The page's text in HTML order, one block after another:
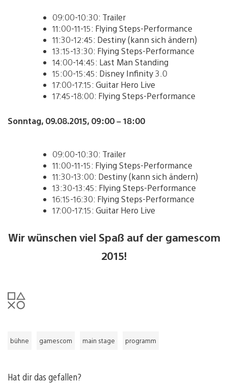
09:00-10:30: Trailer
11:00-11-15: Flying Steps-Performance
11:30-12:45: Destiny (kann sich ändern)
13:15-13:30: Flying Steps-Performance
14:00-14:45: Last Man Standing
15:00-15:45: Disney Infinity 3.0
17:00-17:15: Guitar Hero Live
17:45-18:00: Flying Steps-Performance
Sonntag, 09.08.2015, 09:00 – 18:00
09:00-10:30: Trailer
11:00-11-15: Flying Steps-Performance
11:30-13:00: Destiny (kann sich ändern)
13:30-13:45: Flying Steps-Performance
16:15-16:30: Flying Steps-Performance
17:00-17:15: Guitar Hero Live
Wir wünschen viel Spaß auf der gamescom
2015!
bühne gamescom main stage programm
Hat dir das gefallen?